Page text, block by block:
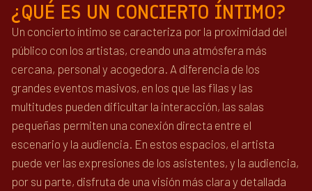
¿QUÉ ES UN CONCIERTO ÍNTIMO?
Un concierto íntimo se caracteriza por la proximidad del
público con los artistas, creando una atmósfera más
cercana, personal y acogedora. A diferencia de los
grandes eventos masivos, en los que las filas y las
multitudes pueden dificultar la interacción, las salas
pequeñas permiten una conexión directa entre el
escenario y la audiencia. En estos espacios, el artista
puede ver las expresiones de los asistentes, y la audiencia,
por su parte, disfruta de una visión más clara y detallada